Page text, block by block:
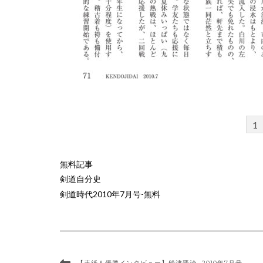
1
無料記事
剣道自分史
剣道時代2010年7月号-無料